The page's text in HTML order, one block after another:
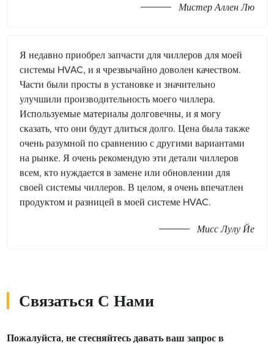
Мистер Аллен Лю
Я недавно приобрел запчасти для чиллеров для моей
системы HVAC, и я чрезвычайно доволен качеством.
Части были просты в установке и значительно
улучшили производительность моего чиллера.
Используемые материалы долговечны, и я могу
сказать, что они будут длиться долго. Цена была также
очень разумной по сравнению с другими вариантами
на рынке. Я очень рекомендую эти детали чиллеров
всем, кто нуждается в замене или обновлении для
своей системы чиллеров. В целом, я очень впечатлен
продуктом и разницей в моей системе HVAC.
Мисс Лулу Йе
Связаться С Нами
Пожалуйста, не стесняйтесь давать ваш запрос в